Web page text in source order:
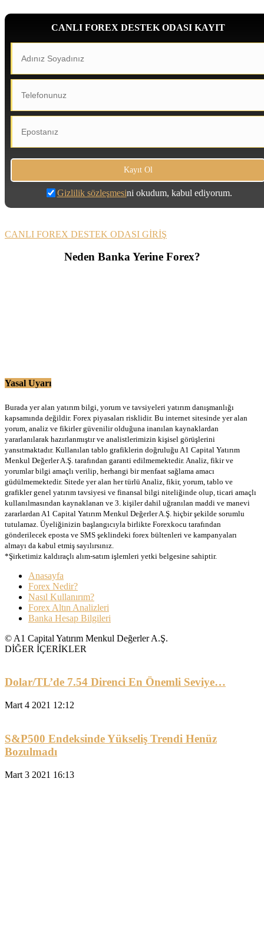
CANLI FOREX DESTEK ODASI KAYIT
Gizlilik sözleşmesini okudum, kabul ediyorum.
CANLI FOREX DESTEK ODASI GİRİŞ
Neden Banka Yerine Forex?
Yasal Uyarı
Burada yer alan yatırım bilgi, yorum ve tavsiyeleri yatırım danışmanlığı
kapsamında değildir. Forex piyasaları risklidir. Bu internet sitesinde yer alan
yorum, analiz ve fikirler güvenilir olduğuna inanılan kaynaklardan
yararlanılarak hazırlanmıştır ve analistlerimizin kişisel görüşlerini
yansıtmaktadır. Kullanılan tablo grafiklerin doğruluğu A1 Capital Yatırım
Menkul Değerler A.Ş. tarafından garanti edilmemektedir. Analiz, fikir ve
yorumlar bilgi amaçlı verilip, herhangi bir menfaat sağlama amacı
güdülmemektedir. Sitede yer alan her türlü Analiz, fikir, yorum, tablo ve
grafikler genel yatırım tavsiyesi ve finansal bilgi niteliğinde olup, ticari amaçlı
kullanılmasından kaynaklanan ve 3. kişiler dahil uğranılan maddi ve manevi
zararlardan A1 Capital Yatırım Menkul Değerler A.Ş. hiçbir şekilde sorumlu
tutulamaz. Üyeliğinizin başlangıcıyla birlikte Forexkocu tarafından
gönderilecek eposta ve SMS şeklindeki forex bültenleri ve kampanyaları
almayı da kabul etmiş sayılırsınız.
*Şirketimiz kaldıraçlı alım-satım işlemleri yetki belgesine sahiptir.
Anasayfa
Forex Nedir?
Nasıl Kullanırım?
Forex Altın Analizleri
Banka Hesap Bilgileri
© A1 Capital Yatırım Menkul Değerler A.Ş.
DİĞER İÇERİKLER
Dolar/TL’de 7.54 Direnci En Önemli Seviye…
Mart 4 2021 12:12
S&P500 Endeksinde Yükseliş Trendi Henüz
Bozulmadı
Mart 3 2021 16:13